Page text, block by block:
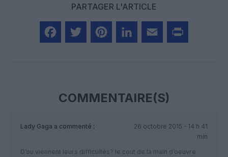
PARTAGER L'ARTICLE
COMMENTAIRE(S)
Lady Gaga a commenté :
26 octobre 2015 - 14 h 41
min
D’ou viennent leurs difficultés? le cout de la main d’oeuvre